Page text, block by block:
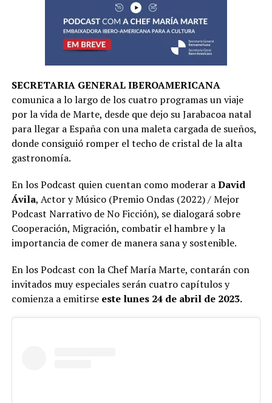
SECRETARIA GENERAL IBEROAMERICANA
comunica a lo largo de los cuatro programas un viaje
por la vida de Marte, desde que dejo su Jarabacoa natal
para llegar a España con una maleta cargada de sueños,
donde consiguió romper el techo de cristal de la alta
gastronomía.
En los Podcast quien cuentan como moderar aDavid
Ávila, Actor y Músico (Premio Ondas (2022) / Mejor
Podcast Narrativo de No Ficción), se dialogará sobre
Cooperación, Migración, combatir el hambre y la
importancia de comer de manera sana y sostenible.
En los Podcast con la Chef María Marte, contarán con
invitados muy especiales serán cuatro capítulos y
comienza a emitirse este lunes 24 de abril de 2023.